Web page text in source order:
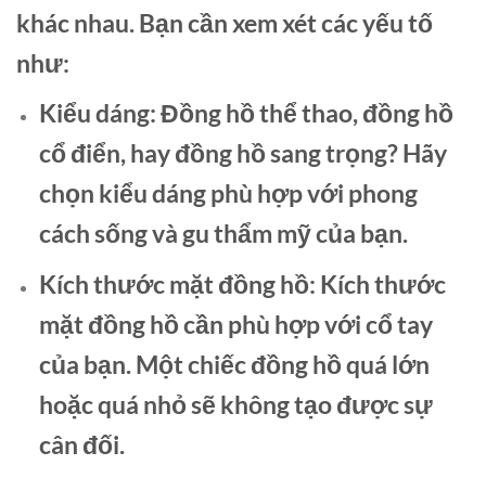
khác nhau. Bạn cần xem xét các yếu tố
như:
Kiểu dáng:Đồng hồ thể thao, đồng hồ
cổ điển, hay đồng hồ sang trọng? Hãy
chọn kiểu dáng phù hợp với phong
cách sống và gu thẩm mỹ của bạn.
Kích thước mặt đồng hồ: Kích thước
mặt đồng hồ cần phù hợp với cổ tay
của bạn. Một chiếc đồng hồ quá lớn
hoặc quá nhỏ sẽ không tạo được sự
cân đối.